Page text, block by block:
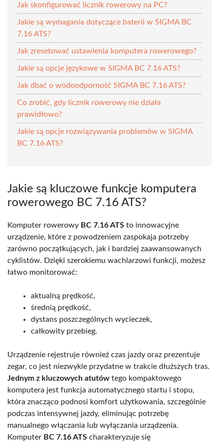
Jak skonfigurować licznik rowerowy na PC?
Jakie są wymagania dotyczące baterii w SIGMA BC
7.16 ATS?
Jak zresetować ustawienia komputera rowerowego?
Jakie są opcje językowe w SIGMA BC 7.16 ATS?
Jak dbać o wodoodporność SIGMA BC 7.16 ATS?
Co zrobić, gdy licznik rowerowy nie działa
prawidłowo?
Jakie są opcje rozwiązywania problemów w SIGMA
BC 7.16 ATS?
Jakie są kluczowe funkcje komputera
rowerowego BC 7.16 ATS?
Komputer rowerowy BC 7.16 ATS to innowacyjne
urządzenie, które z powodzeniem zaspokaja potrzeby
zarówno początkujących, jak i bardziej zaawansowanych
cyklistów. Dzięki szerokiemu wachlarzowi funkcji, możesz
łatwo monitorować:
aktualną prędkość,
średnią prędkość,
dystans poszczególnych wycieczek,
całkowity przebieg.
Urządzenie rejestruje również czas jazdy oraz prezentuje
zegar, co jest niezwykle przydatne w trakcie dłuższych tras.
Jednym z kluczowych atutów tego kompaktowego
komputera jest funkcja automatycznego startu i stopu,
która znacząco podnosi komfort użytkowania, szczególnie
podczas intensywnej jazdy, eliminując potrzebę
manualnego włączania lub wyłączania urządzenia.
Komputer BC 7.16 ATS charakteryzuje się